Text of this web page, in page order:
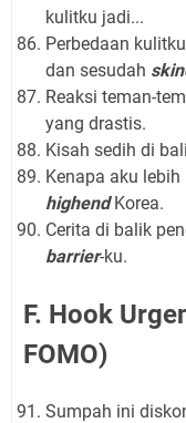
kulitku jadi...
Perbedaan
dan sesudah
Reaksi teman-
yang drastis.
Kisah sedih di
Kenapa aku
highendKorea.
Cerita di balik
barrier-ku.
F. Hook
FOMO)
Sumpah ini